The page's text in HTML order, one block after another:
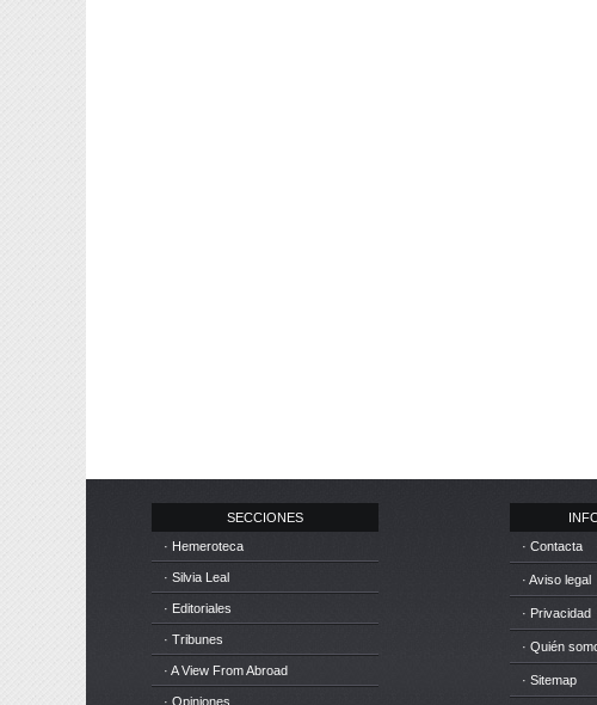
SECCIONES
· Hemeroteca
· Silvia Leal
· Editoriales
· Tribunes
· A View From Abroad
· Opiniones
· Contacta
· Aviso legal
· Privacidad
· Quién
· Sitemap